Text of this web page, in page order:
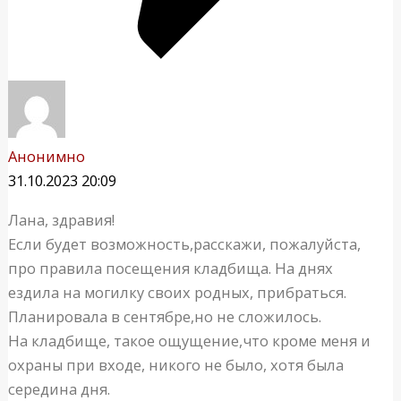
Анонимно
31.10.2023 20:09
Лана, здравия!
Если будет возможность,расскажи, пожалуйста,
про правила посещения кладбища. На днях
ездила на могилку своих родных, прибраться.
Планировала в сентябре,но не сложилось.
На кладбище, такое ощущение,что кроме меня и
охраны при входе, никого не было, хотя была
середина дня.